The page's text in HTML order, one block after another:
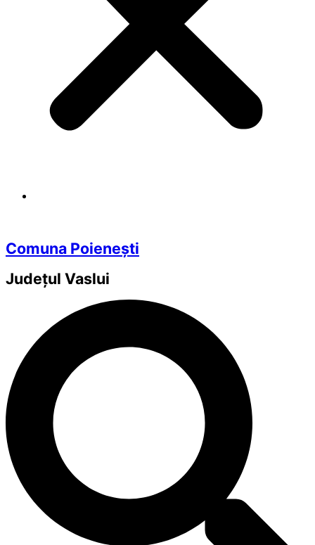
Comuna Poienești
Județul Vaslui